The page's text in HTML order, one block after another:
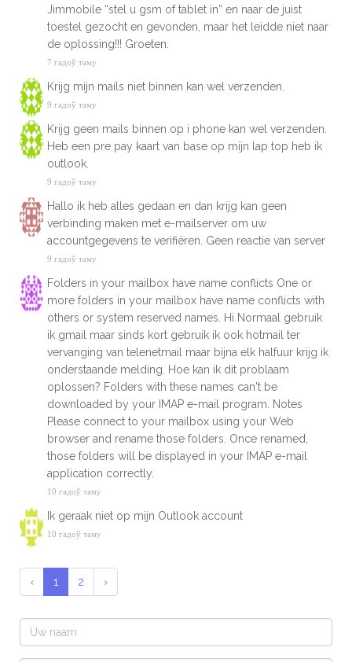
Jimmobile “stel u gsm of tablet in” en naar de juist
toestel gezocht en gevonden, maar het leidde niet naar
de oplossing!!! Groeten.
7 гадоў таму
Krijg mijn mails niet binnen kan wel verzenden.
9 гадоў таму
Krijg geen mails binnen op i phone kan wel verzenden.
Heb een pre pay kaart van base op mijn lap top heb ik
outlook.
9 гадоў таму
Hallo ik heb alles gedaan en dan krijg kan geen
verbinding maken met e-mailserver om uw
accountgegevens te verifiëren. Geen reactie van server
9 гадоў таму
Folders in your mailbox have name conflicts One or
more folders in your mailbox have name conflicts with
others or system reserved names. Hi Normaal gebruik
ik gmail maar sinds kort gebruik ik ook hotmail ter
vervanging van telenetmail maar bijna elk halfuur krijg ik
onderstaande melding. Hoe kan ik dit problaam
oplossen? Folders with these names can't be
downloaded by your IMAP e-mail program. Notes
Please connect to your mailbox using your Web
browser and rename those folders. Once renamed,
those folders will be displayed in your IMAP e-mail
application correctly.
10 гадоў таму
Ik geraak niet op mijn Outlook account
10 гадоў таму
‹ 1 2 ›